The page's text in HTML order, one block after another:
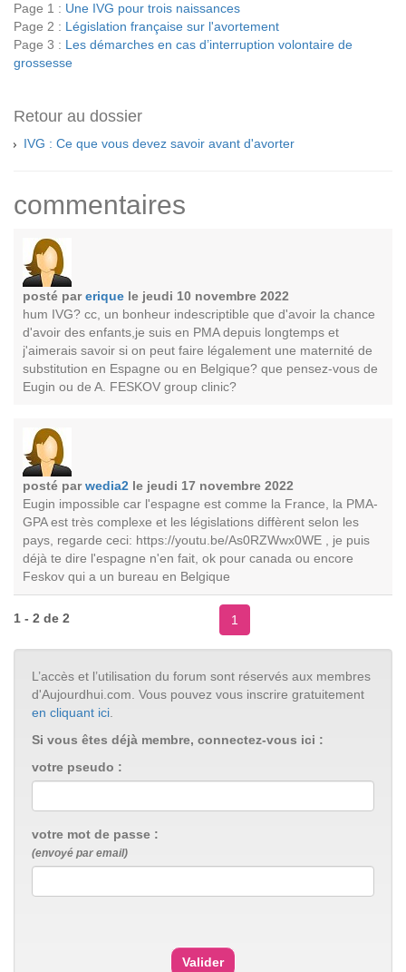
Page 1 : Une IVG pour trois naissances
Page 2 : Législation française sur l'avortement
Page 3 : Les démarches en cas d’interruption volontaire de
grossesse
Retour au dossier
IVG : Ce que vous devez savoir avant d'avorter
commentaires
posté parerique le jeudi 10 novembre 2022
hum IVG? cc, un bonheur indescriptible que d'avoir la chance
d'avoir des enfants,je suis en PMA depuis longtemps et
j'aimerais savoir si on peut faire légalement une maternité de
substitution en Espagne ou en Belgique? que pensez-vous de
Eugin ou de A. FESKOV group clinic?
posté parwedia2 le jeudi 17 novembre 2022
Eugin impossible car l'espagne est comme la France, la PMA-
GPA est très complexe et les législations diffèrent selon les
pays, regarde ceci: https://youtu.be/As0RZWwx0WE , je puis
déjà te dire l'espagne n'en fait, ok pour canada ou encore
Feskov qui a un bureau en Belgique
1 - 2 de 2 1
L’accès et l’utilisation du forum sont réservés aux membres
d'Aujourdhui.com. Vous pouvez vous inscrire gratuitement
en cliquant ici.
Si vous êtes déjà membre, connectez-vous ici :
votre pseudo :
votre mot de passe :
(envoyé par email)